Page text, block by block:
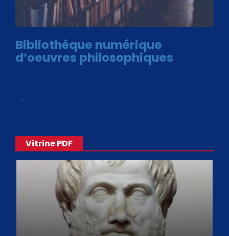
Bibliothèque numérique
d’oeuvres philosophiques
…
Vitrine PDF